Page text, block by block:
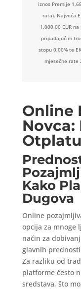
iznos Premije
rata). Najveća
1.000,00 EUR
pripadajućim
stopu 0,00% te
mjesečne rate
Online
Kako
Dugova
Online
opcija za mnoge
način za
glavnih
Za razliku od
platforme često
sredstava, što